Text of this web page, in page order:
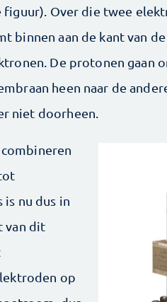
figuur). Over die twee
binnen aan de kant van
De protonen gaan
heen naar de
niet doorheen.
nu dus in
van dit
op